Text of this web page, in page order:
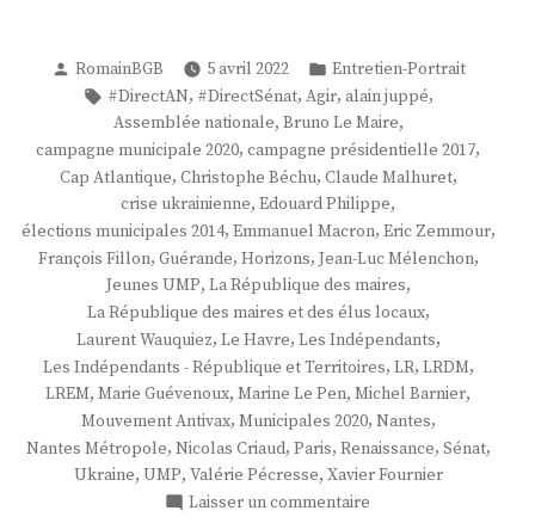
Publié
par
RomainBGB 5 avril 2022
Publié
dans
Entretien-Portrait
Étiquettes :
#DirectAN, #DirectSénat, Agir, alain juppé,
Assemblée nationale, Bruno Le Maire,
campagne municipale 2020, campagne présidentielle 2017,
Cap Atlantique, Christophe Béchu, Claude Malhuret,
crise ukrainienne, Edouard Philippe,
élections municipales 2014, Emmanuel Macron, Eric Zemmour,
François Fillon, Guérande, Horizons, Jean-Luc Mélenchon,
Jeunes UMP, La République des maires,
La République des maires et des élus locaux,
Laurent Wauquiez, Le Havre, Les Indépendants,
Les Indépendants - République et Territoires, LR, LRDM,
LREM, Marie Guévenoux, Marine Le Pen, Michel Barnier,
Mouvement Antivax, Municipales 2020, Nantes,
Nantes Métropole, Nicolas Criaud, Paris, Renaissance, Sénat,
Ukraine, UMP, Valérie Pécresse, Xavier Fournier
Laisser un commentaire